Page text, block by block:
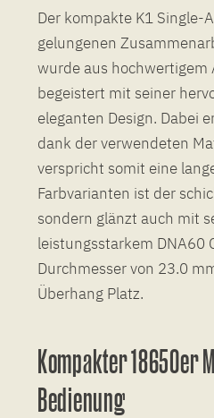
Der kompakte K1 Single-
gelungenen
wurde aus
begeistert mit seiner
eleganten Design. Dabei
dank der verwendeten
verspricht somit eine
Farbvarianten ist der
sondern glänzt auch mit
leistungsstarkem DNA60
Durchmesser von 23.0
Überhang Platz.
Kompakter 18650er
Bedienung